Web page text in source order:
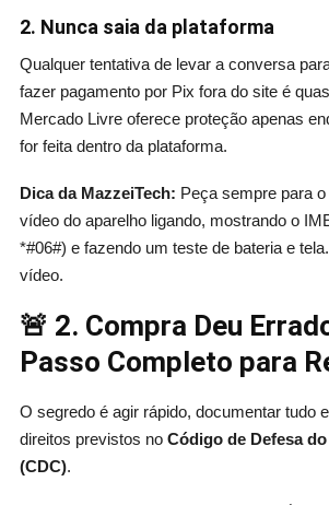
2. Nunca saia da plataforma
Qualquer tentativa de levar a conversa
fazer pagamento por Pix fora do site é
Mercado Livre oferece proteção apenas
for feita dentro da plataforma.
Dica da MazzeiTech: Peça sempre para
vídeo do aparelho ligando, mostrando o
*#06#) e fazendo um teste de bateria e
vídeo.
🚨 2. Compra Deu
Passo Completo para
O segredo é agir rápido, documentar tudo
direitos previstos no Código de Defesa
(CDC).